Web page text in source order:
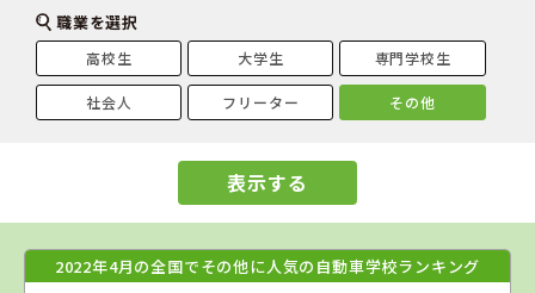
職業を選択
高校生 大学生 専門学校生
社会人 フリーター その他
表示する
2022年4月の全国でその他に人気の自動車学校ランキング